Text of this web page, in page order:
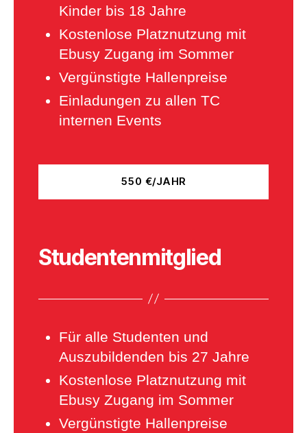
Kinder bis 18 Jahre
Kostenlose Platznutzung mit
Ebusy Zugang im Sommer
Vergünstigte Hallenpreise
Einladungen zu allen TC
internen Events
550 €/JAHR
Studentenmitglied
Für alle Studenten und
Auszubildenden bis 27 Jahre
Kostenlose Platznutzung mit
Ebusy Zugang im Sommer
Vergünstigte Hallenpreise